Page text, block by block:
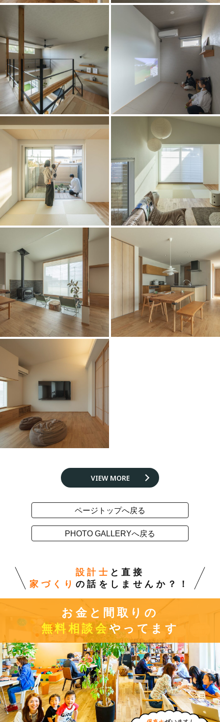
VIEW MORE
ページトップへ戻る
PHOTO GALLERYへ戻る
設計士 と直接
家づくり の話をしませんか？！
お金と間取りの
無料相談会やってます